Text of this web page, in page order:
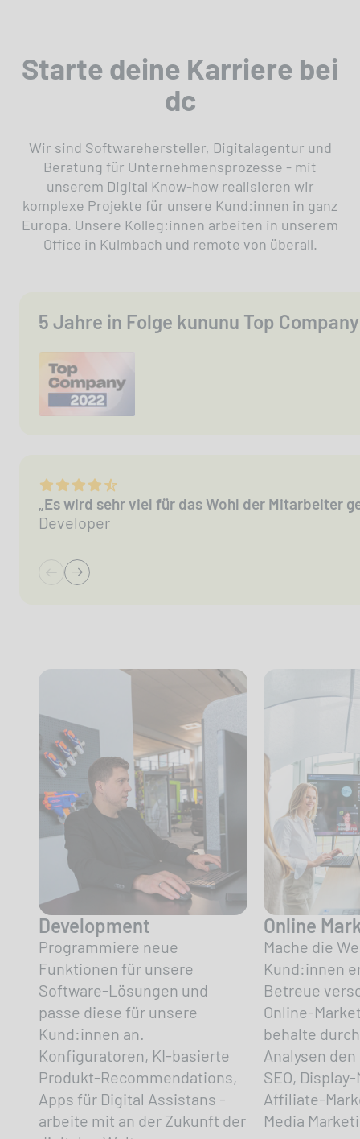
Starte deine Karriere bei
dc
Wir sind Softwarehersteller, Digitalagentur und
Beratung für Unternehmensprozesse - mit
unserem Digital Know-how realisieren wir
komplexe Projekte für unsere Kund:innen in ganz
Europa. Unsere Kolleg:innen arbeiten in unserem
Office in Kulmbach und remote von überall.
5 Jahre in Folge kununu Top Company
„Es wird sehr viel für das Wohl der Mitarbeiter
Developer
Development
Programmiere neue
Funktionen für unsere
Software-Lösungen und
passe diese für unsere
Kund:innen an.
Konfiguratoren, KI-basierte
Produkt-Recommendations,
Apps für Digital Assistans -
arbeite mit an der Zukunft der
Online
Mache die
Kund:innen
Betreue
Online-
behalte
Analysen
SEO,
Affiliate-
Media